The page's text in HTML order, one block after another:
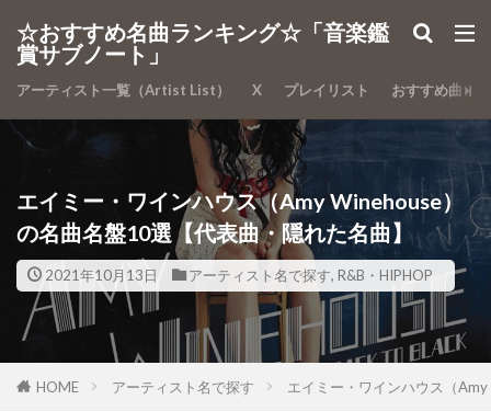
☆おすすめ名曲ランキング☆「音楽鑑
賞サブノート」
アーティスト一覧（Artist List） X プレイリスト おすすめ曲
エイミー・ワインハウス（Amy Winehouse）
の名曲名盤10選【代表曲・隠れた名曲】
2021年10月13日 アーティスト名で探す, R&B・HIPHOP
HOME アーティスト名で探す エイミー・ワインハウス（
検索